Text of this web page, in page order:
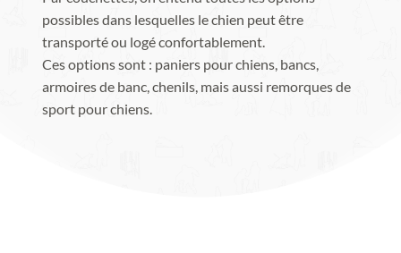
possibles dans lesquelles le chien peut être
transporté ou logé confortablement.
Ces options sont : paniers pour chiens, bancs,
armoires de banc, chenils, mais aussi remorques de
sport pour chiens.